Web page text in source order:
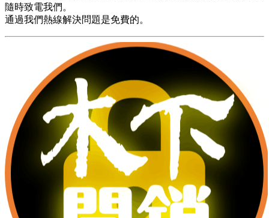
隨時致電我們。
通過我們熱線解決問題是免費的。